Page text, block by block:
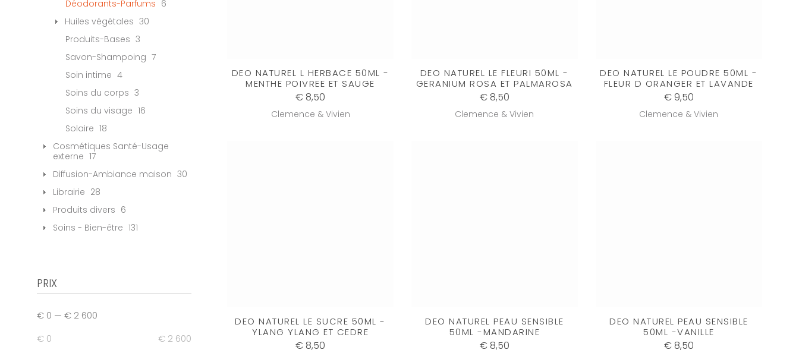
DEO NATUREL L HERBACE 50ML -
MENTHE POIVREE ET SAUGE
€ 8,50
Clemence & Vivien
DEO NATUREL LE FLEURI 50ML -
GERANIUM ROSA ET PALMAROSA
€ 8,50
Clemence & Vivien
DEO NATUREL LE POUDRE 50ML -
FLEUR D ORANGER ET LAVANDE
€ 9,50
Clemence & Vivien
DEO NATUREL LE SUCRE 50ML -
YLANG YLANG ET CEDRE
€ 8,50
DEO NATUREL PEAU SENSIBLE
50ML -MANDARINE
€ 8,50
DEO NATUREL PEAU SENSIBLE
50ML -VANILLE
€ 8,50
Déodorants-Parfums 6
Huiles végétales 30
Produits-Bases 3
Savon-Shampoing 7
Soin intime 4
Soins du corps 3
Soins du visage 16
Solaire 18
Cosmétiques Santé-Usage
externe 17
Diffusion-Ambiance maison 30
Librairie 28
Produits divers 6
Soins - Bien-être 131
PRIX
€ 0 — € 2 600
€ 0
€ 2 600